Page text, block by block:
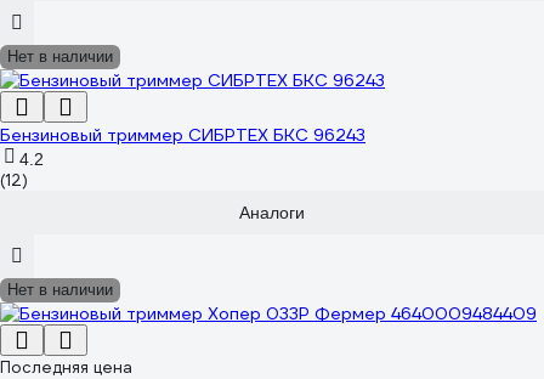
Нет в наличии
Бензиновый триммер СИБРТЕХ БКС 96243
4.2
(12)
Аналоги
Нет в наличии
Последняя цена